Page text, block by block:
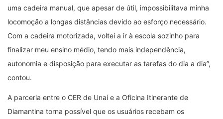
uma cadeira manual, que apesar de útil, impossibilitava minha
locomoção a longas distâncias devido ao esforço necessário.
Com a cadeira motorizada, voltei a ir à escola sozinho para
finalizar meu ensino médio, tendo mais independência,
autonomia e disposição para executar as tarefas do dia a dia”,
contou.
A parceria entre o CER de Unaí e a Oficina Itinerante de
Diamantina torna possível que os usuários recebam os